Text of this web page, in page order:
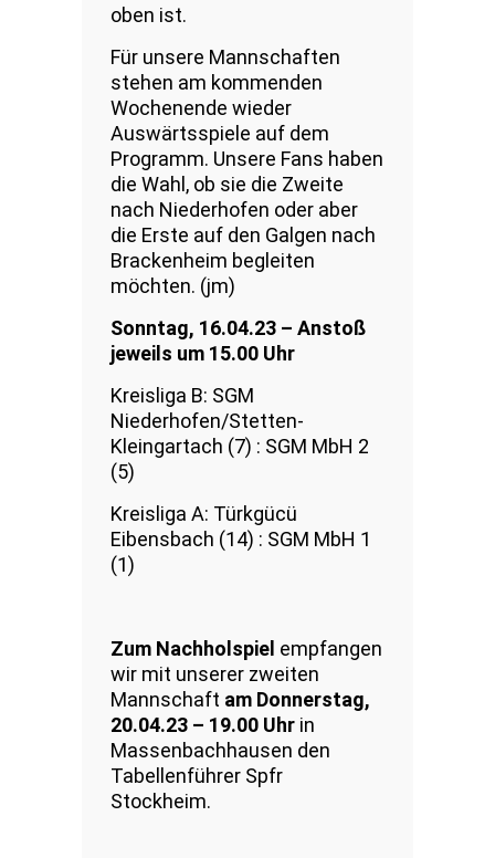
oben ist.
Für unsere Mannschaften
stehen am kommenden
Wochenende wieder
Auswärtsspiele auf dem
Programm. Unsere Fans haben
die Wahl, ob sie die Zweite
nach Niederhofen oder aber
die Erste auf den Galgen nach
Brackenheim begleiten
möchten. (jm)
Sonntag, 16.04.23 – Anstoß
jeweils um 15.00 Uhr
Kreisliga B: SGM
Niederhofen/Stetten-
Kleingartach (7) : SGM MbH 2
(5)
Kreisliga A: Türkgücü
Eibensbach (14) : SGM MbH 1
(1)
Zum Nachholspiel empfangen
wir mit unserer zweiten
Mannschaft am Donnerstag,
20.04.23 – 19.00 Uhr in
Massenbachhausen den
Tabellenführer Spfr
Stockheim.